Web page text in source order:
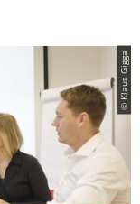
© Klaus Gigga